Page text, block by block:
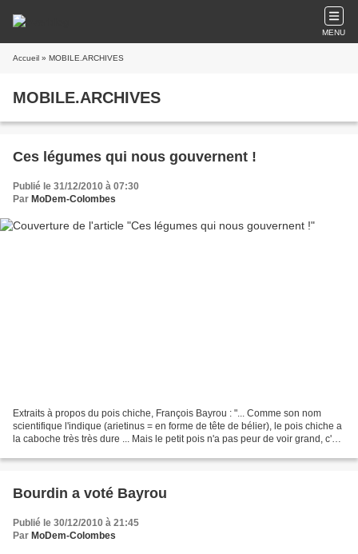
MENU
Accueil » MOBILE.ARCHIVES
MOBILE.ARCHIVES
Ces légumes qui nous gouvernent !
Publié le 31/12/2010 à 07:30
Par MoDem-Colombes
Extraits à propos du pois chiche, François Bayrou : "... Comme son nom
scientifique l'indique (arietinus = en forme de tête de bélier), le pois chiche a
la caboche très très dure ... Mais le petit pois n'a pas peur de voir grand, c'est
Bourdin a voté Bayrou
Publié le 30/12/2010 à 21:45
Par MoDem-Colombes